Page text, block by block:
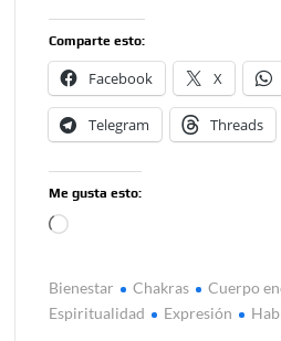
Comparte esto:
Facebook X
Telegram Threads
Me gusta esto:
Cargando...
Bienestar Chakras
Cuerpo
Espiritualidad
Expresión